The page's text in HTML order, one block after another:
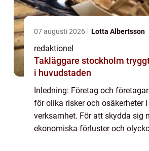
07 augusti 2026 Lotta Albertsson
redaktionel
Takläggare stockholm tryggt takarbete
i huvudstaden
Inledning: Företag och
för olika risker och osäkerheter i
verksamhet. För att skydda sig
ekonomiska förluster och